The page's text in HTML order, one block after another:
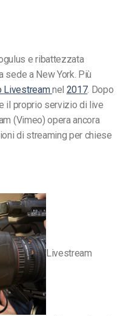
e ribattezzata
sede a New York. Più
Livestreamnel 2017. Dopo
il proprio servizio di live
(Vimeo) opera ancora
di streaming per chiese
Livestream